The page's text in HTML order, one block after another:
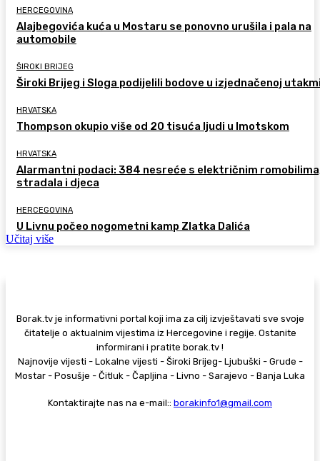
HERCEGOVINA
Alajbegovića kuća u Mostaru se ponovno urušila i pala na
automobile
ŠIROKI BRIJEG
Široki Brijeg i Sloga podijelili bodove u izjednačenoj
HRVATSKA
Thompson okupio više od 20 tisuća ljudi u Imotskom
HRVATSKA
Alarmantni podaci: 384 nesreće s električnim
stradala i djeca
HERCEGOVINA
U Livnu počeo nogometni kamp Zlatka Dalića
Učitaj više
Borak.tv je informativni portal koji ima za cilj izvještavati sve svoje
čitatelje o aktualnim vijestima iz Hercegovine i regije. Ostanite
informirani i pratite borak.tv !
Najnovije vijesti - Lokalne vijesti - Široki Brijeg- Ljubuški - Grude -
Mostar - Posušje - Čitluk - Čapljina - Livno - Sarajevo - Banja Luka
Kontaktirajte nas na e-mail:: borakinfo1@gmail.com